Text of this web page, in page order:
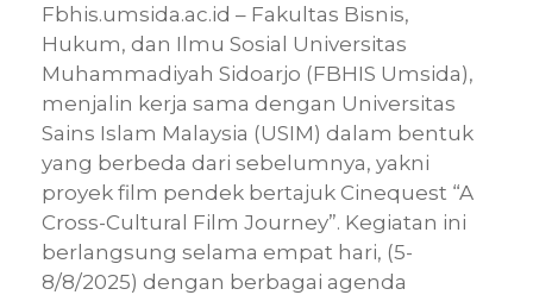
Fbhis.umsida.ac.id – Fakultas Bisnis,
Hukum, dan Ilmu Sosial Universitas
Muhammadiyah Sidoarjo (FBHIS Umsida),
menjalin kerja sama dengan Universitas
Sains Islam Malaysia (USIM) dalam bentuk
yang berbeda dari sebelumnya, yakni
proyek film pendek bertajuk Cinequest “A
Cross-Cultural Film Journey”. Kegiatan ini
berlangsung selama empat hari, (5-
8/8/2025) dengan berbagai agenda